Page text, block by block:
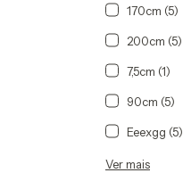
170cm (5)
200cm (5)
7,5cm (1)
90cm (5)
Eeexgg (5)
Ver mais